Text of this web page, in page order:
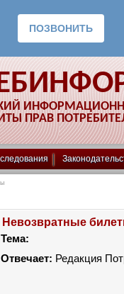
ПРАВ
Невозвратные
Тема:
Отвечает: Редакция